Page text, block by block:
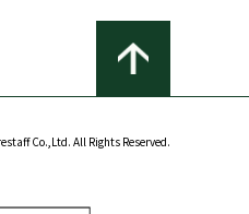
Co.,Ltd. All Rights Reserved.